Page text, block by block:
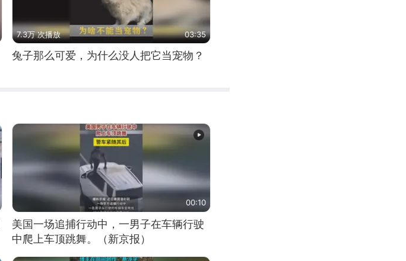
7.3万 次播放 03:35
兔子那么可爱，为什么没人把它当宠物？
00:10
美国一场追捕行动中，一男子在车辆行驶
中爬上车顶跳舞。（新京报）